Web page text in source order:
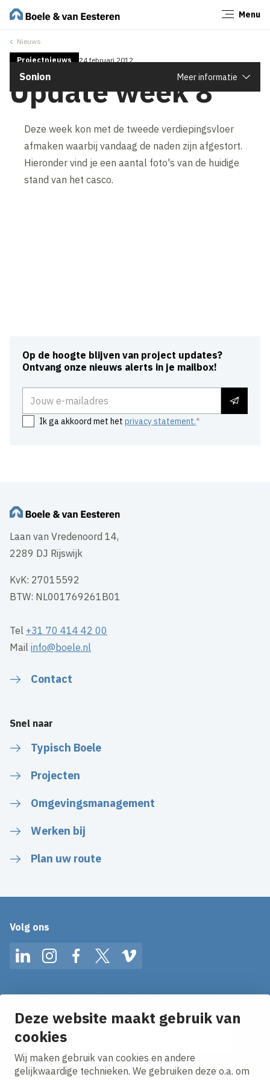
Deze website maakt gebruik van
cookies
Wij maken gebruik van cookies en andere
gelijkwaardige technieken. We gebruiken deze o.a. om
Menu
Nieuws
Sonion Meer informatie
Projectnieuws 24 februari 2012
Update week 8
Deze week kon met de tweede verdiepingsvloer
afmaken waarbij vandaag de naden zijn afgestort.
Hieronder vind je een aantal foto's van de huidige
stand van het casco.
Op de hoogte blijven van project updates?
Ontvang onze nieuws alerts in je mailbox!
Ik ga akkoord met hetprivacy statement.
Laan van Vredenoord 14,
2289 DJ Rijswijk
KvK: 27015592
BTW: NL001769261B01
Tel +31 70 414 42 00
Mailinfo@boele.nl
Contact
Snel naar
Typisch Boele
Projecten
Omgevingsmanagement
Werken bij
Plan uw route
Volg ons
LinkedInInstagramFacebookTwitterVimeo
Ontvang onze nieuws alerts in je mailbox!
E-mailadres
Ik ga akkoord met hetprivacy statement.
Sluiten